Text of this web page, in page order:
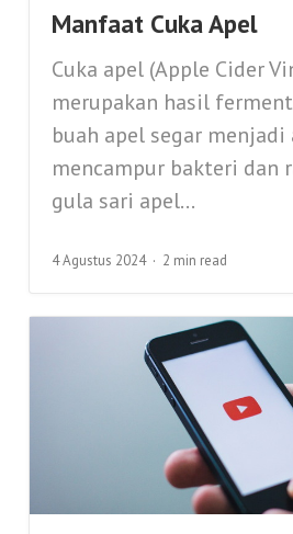
Manfaat Cuka Apel
Cuka apel (Apple Cider
merupakan hasil
buah apel segar
mencampur bakteri dan
gula sari apel...
4 Agustus 2024 2 min read